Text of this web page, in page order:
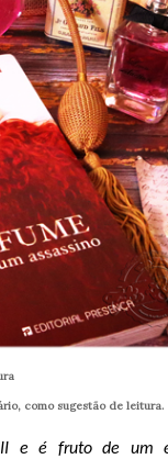
como sugestão de leitura.
e é fruto de um